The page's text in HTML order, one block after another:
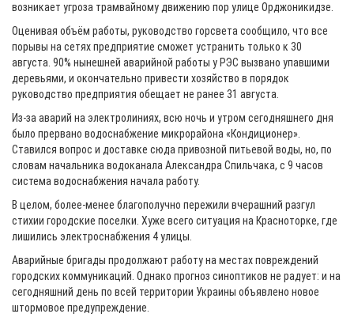
возникает угроза трамвайному движению пор улице Орджоникидзе.
Оценивая объём работы, руководство горсвета сообщило, что все
порывы на сетях предприятие сможет устранить только к 30
августа. 90% нынешней аварийной работы у РЭС вызвано упавшими
деревьями, и окончательно привести хозяйство в порядок
руководство предприятия обещает не ранее 31 августа.
Из-за аварий на электролиниях, всю ночь и утром сегодняшнего дня
было прервано водоснабжение микрорайона «Кондиционер».
Ставился вопрос и доставке сюда привозной питьевой воды, но, по
словам начальника водоканала Александра Спильчака, с 9 часов
система водоснабжения начала работу.
В целом, более-менее благополучно пережили вчерашний разгул
стихии городские поселки. Хуже всего ситуация на Красноторке, где
лишились электроснабжения 4 улицы.
Аварийные бригады продолжают работу на местах повреждений
городских коммуникаций. Однако прогноз синоптиков не радует: и на
сегодняшний день по всей территории Украины объявлено новое
штормовое предупреждение.